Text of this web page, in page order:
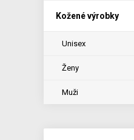
Kožené výrobky
Unisex
Ženy
Muži